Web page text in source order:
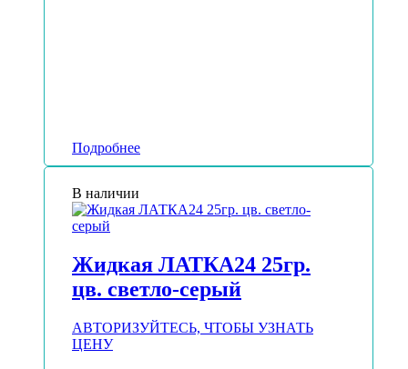
Подробнее
В наличии
Жидкая ЛАТКА24 25гр.
цв. светло-серый
АВТОРИЗУЙТЕСЬ, ЧТОБЫ УЗНАТЬ
ЦЕНУ